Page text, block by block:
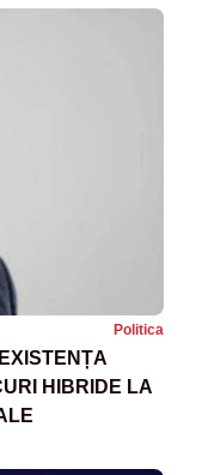
Politica
HIBRIDE LA